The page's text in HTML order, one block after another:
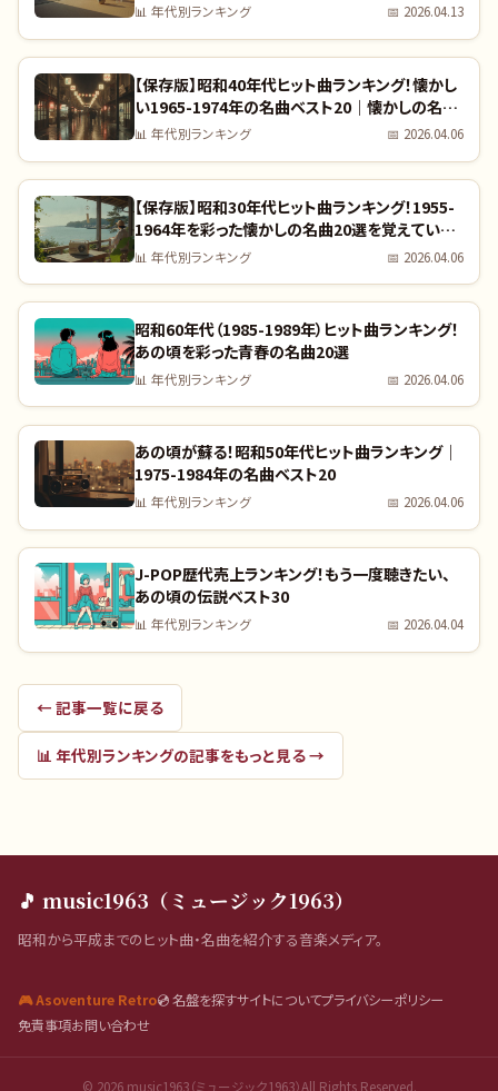
📊 年代別ランキング 📅 2026.04.13
【保存版】昭和40年代ヒット曲ランキング！懐かし
い1965-1974年の名曲ベスト20｜懐かしの名曲
完全リスト
📊 年代別ランキング 📅 2026.04.06
【保存版】昭和30年代ヒット曲ランキング！1955-
1964年を彩った懐かしの名曲20選を覚えていま
すか？｜全曲リスト付き
📊 年代別ランキング 📅 2026.04.06
昭和60年代（1985-1989年）ヒット曲ランキング！
あの頃を彩った青春の名曲20選
📊 年代別ランキング 📅 2026.04.06
あの頃が蘇る！昭和50年代ヒット曲ランキング｜
1975-1984年の名曲ベスト20
📊 年代別ランキング 📅 2026.04.06
J-POP歴代売上ランキング！もう一度聴きたい、
あの頃の伝説ベスト30
📊 年代別ランキング 📅 2026.04.04
← 記事一覧に戻る
📊 年代別ランキングの記事をもっと見る →
🎵 music1963（ミュージック1963）
昭和から平成までのヒット曲・名曲を紹介する音楽メディア。
🎮 Asoventure Retro💿 名盤を探すサイトについてプライバシーポリシー
免責事項お問い合わせ
© 2026music1963（ミュージック1963）All Rights Reserved.